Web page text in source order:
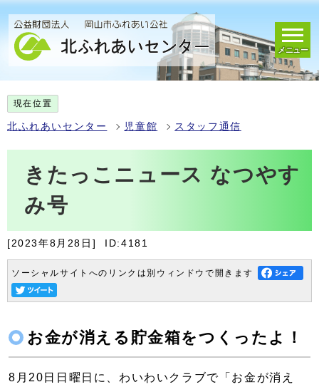
メニュー
現在位置
北ふれあいセンター 児童館 スタッフ通信
きたっこニュース なつやす
み号
[2023年8月28日] ID:4181
ソーシャルサイトへのリンクは別ウィンドウで開きます
お金が消える貯金箱をつくったよ！
8月20日日曜日に、わいわいクラブで「お金が消え